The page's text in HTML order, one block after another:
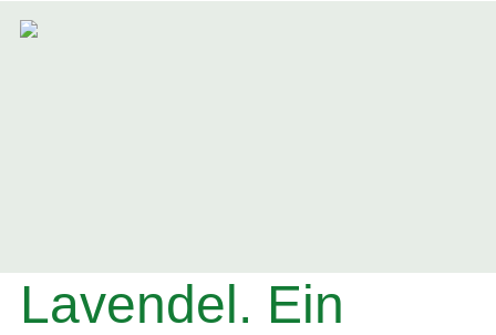
Lavendel. Ein